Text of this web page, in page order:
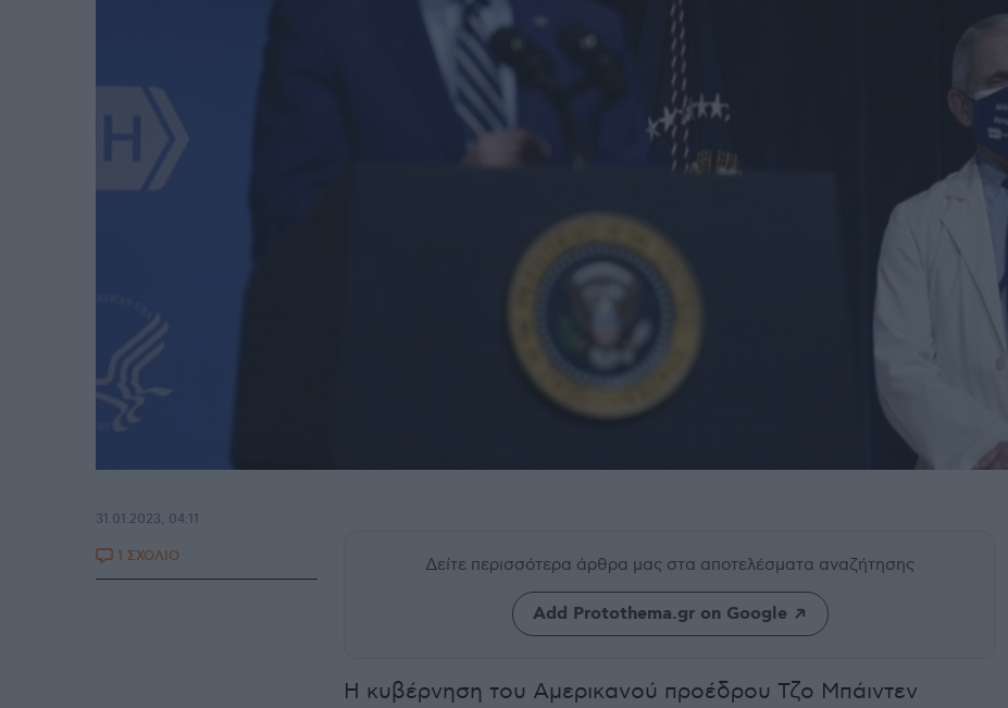
Δείτε περισσότερα άρθρα μας στα αποτελέσματα αναζήτησης
Add Protothema.gr on Google
Η κυβέρνηση του Αμερικανού προέδρου Τζο Μπάιντεν
31.01.2023, 04:11
1 ΣΧΟΛΙΟ